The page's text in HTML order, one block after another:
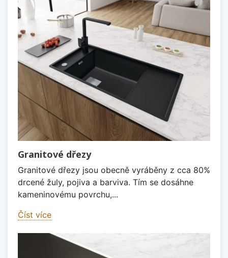
Granitové dřezy
Granitové dřezy jsou obecně vyráběny z cca 80%
drcené žuly, pojiva a barviva. Tím se dosáhne
kameninovému povrchu,...
Číst více